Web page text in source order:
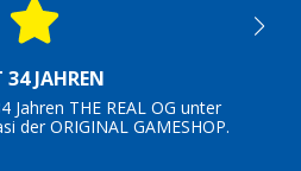
34 JAHREN
Jahren THE REAL OG unter
der ORIGINAL GAMESHOP.